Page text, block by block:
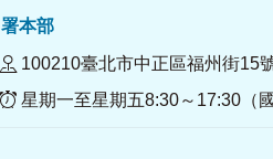
署本部
100210臺北市中正區福州街15
星期一至星期五8:30～17:30（